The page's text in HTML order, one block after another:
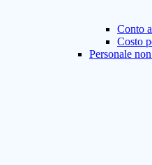
Conto
Costo
Personale